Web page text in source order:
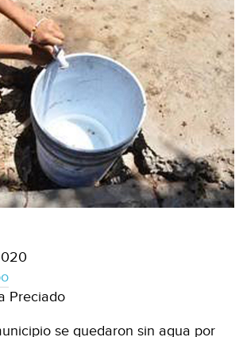
Preciado
se quedaron sin agua por